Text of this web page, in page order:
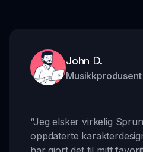
John D.
Musikkprodusent
“Jeg elsker virkelig
oppdaterte